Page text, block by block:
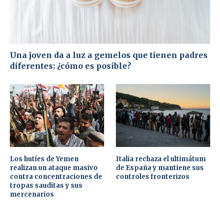
Una joven da a luz a gemelos que tienen padres
diferentes: ¿cómo es posible?
Los hutíes de Yemen
realizan un ataque masivo
contra concentraciones de
tropas sauditas y sus
mercenarios
Italia rechaza el ultimátum
de España y mantiene sus
controles fronterizos